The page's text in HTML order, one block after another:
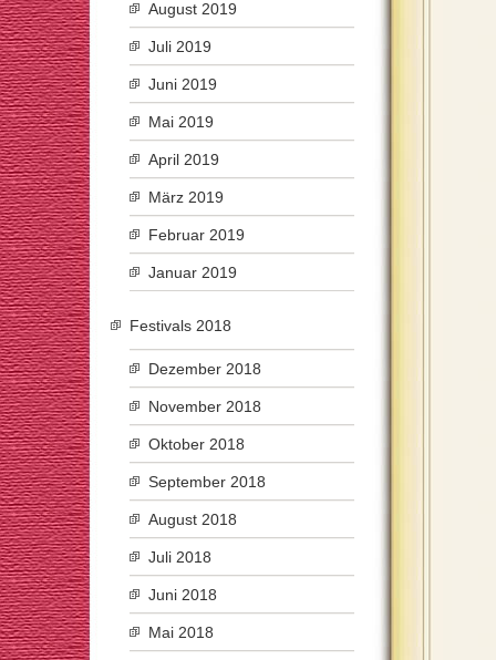
August 2019
Juli 2019
Juni 2019
Mai 2019
April 2019
März 2019
Februar 2019
Januar 2019
Festivals 2018
Dezember 2018
November 2018
Oktober 2018
September 2018
August 2018
Juli 2018
Juni 2018
Mai 2018